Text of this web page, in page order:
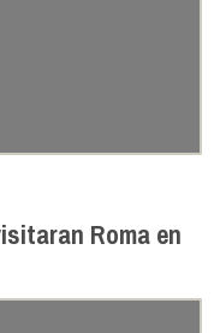
Roma en